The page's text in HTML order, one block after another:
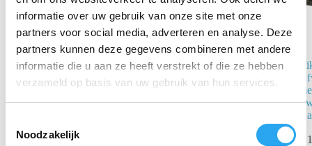
informatie over uw gebruik van onze site met onze
partners voor social media, adverteren en analyse. Deze
partners kunnen deze gegevens combineren met andere
informatie die u aan ze heeft verstrekt of die ze hebben
verzameld op basis van uw gebruik van hun services.
Noodzakelijk
Vikan
Afwasborstel
met korte steel
Groen –